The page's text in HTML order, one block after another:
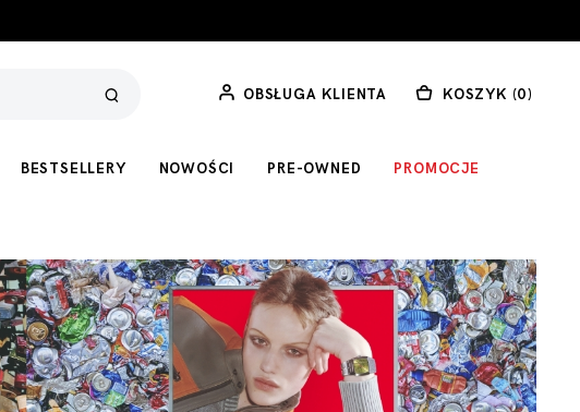
OBSŁUGA KLIENTA KOSZYK (0)
BESTSELLERY NOWOŚCI PRE-OWNED PROMOCJE